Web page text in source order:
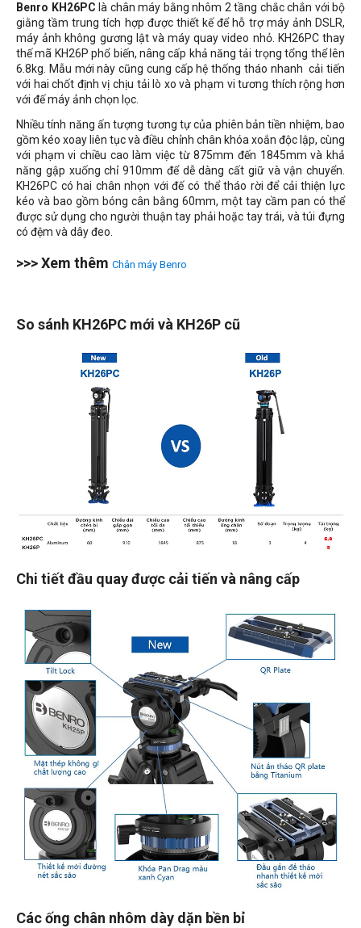
Benro KH26PC là chân máy bằng nhôm 2 tầng chắc chắn với bộ
giằng tầm trung tích hợp được thiết kế để hỗ trợ máy ảnh DSLR,
máy ảnh không gương lật và máy quay video nhỏ. KH26PC thay
thế mã KH26P phổ biến, nâng cấp khả năng tải trọng tổng thể lên
6.8kg. Mẫu mới này cũng cung cấp hệ thống tháo nhanh cải tiến
với hai chốt định vị chịu tải lò xo và phạm vi tương thích rộng hơn
với đế máy ảnh chọn lọc.
Nhiều tính năng ấn tượng tương tự của phiên bản tiền nhiệm, bao
gồm kéo xoay liên tục và điều chỉnh chân khóa xoắn độc lập, cùng
với phạm vi chiều cao làm việc từ 875mm đến 1845mm và khả
năng gập xuống chỉ 910mm để dễ dàng cất giữ và vận chuyển.
KH26PC có hai chân nhọn với đế có thể tháo rời để cải thiện lực
kéo và bao gồm bóng cân bằng 60mm, một tay cầm pan có thể
được sử dụng cho người thuận tay phải hoặc tay trái, và túi đựng
có đệm và dây đeo.
>>> Xem thêm Chân máy Benro
So sánh KH26PC mới và KH26P cũ
Chi tiết đầu quay được cải tiến và nâng cấp
Các ống chân nhôm dày dặn bền bỉ